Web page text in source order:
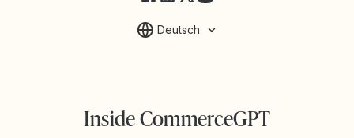
Deutsch
Inside CommerceGPT